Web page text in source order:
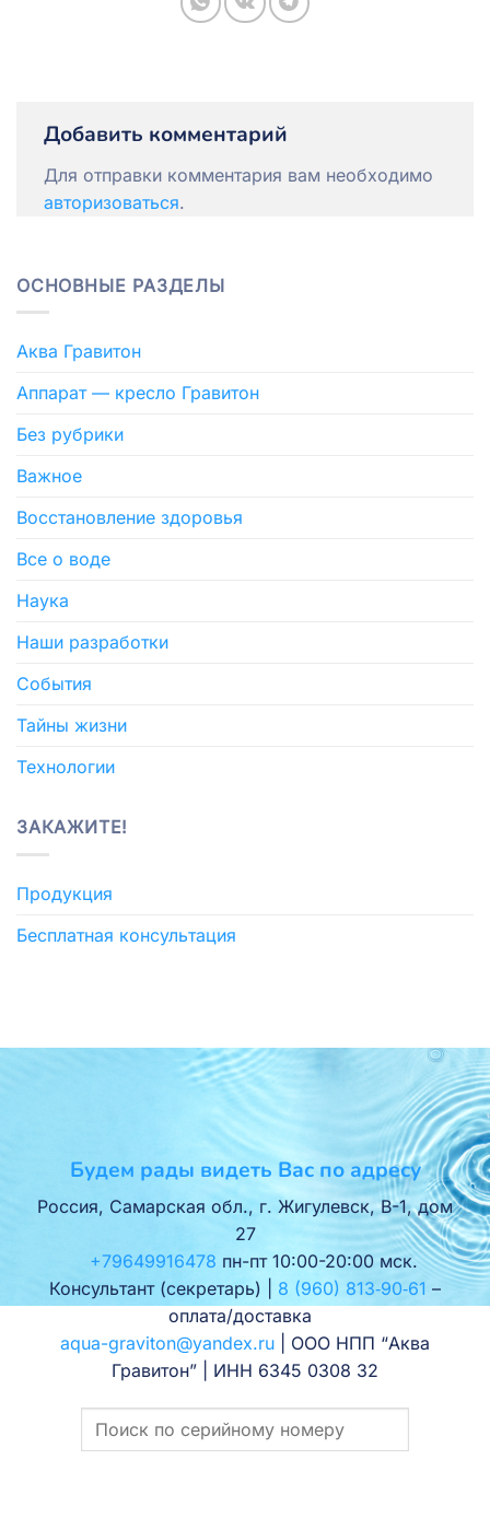
Добавить комментарий
Для отправки комментария вам необходимо
авторизоваться.
ОСНОВНЫЕ РАЗДЕЛЫ
Аква Гравитон
Аппарат — кресло Гравитон
Без рубрики
Важное
Восстановление здоровья
Все о воде
Наука
Наши разработки
События
Тайны жизни
Технологии
ЗАКАЖИТЕ!
Продукция
Бесплатная консультация
Будем рады видеть Вас по адресу
Россия, Самарская обл., г. Жигулевск, В-1, дом
27
+79649916478 пн-пт 10:00-20:00 мск.
Консультант (секретарь) | 8 (960) 813‑90‑61 –
оплата/доставка
aqua-graviton@yandex.ru | ООО НПП “Аква
Гравитон” | ИНН 6345 0308 32